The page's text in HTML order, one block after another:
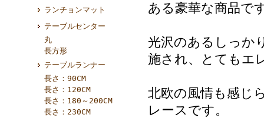
ランチョンマット
テーブルセンター
丸
長方形
テーブルランナー
長さ：90CM
長さ：120CM
長さ：180～200CM
長さ：230CM
ある豪華な商品で
光沢のあるしっか
施され、とてもエ
北欧の風情も感じ
レースです。